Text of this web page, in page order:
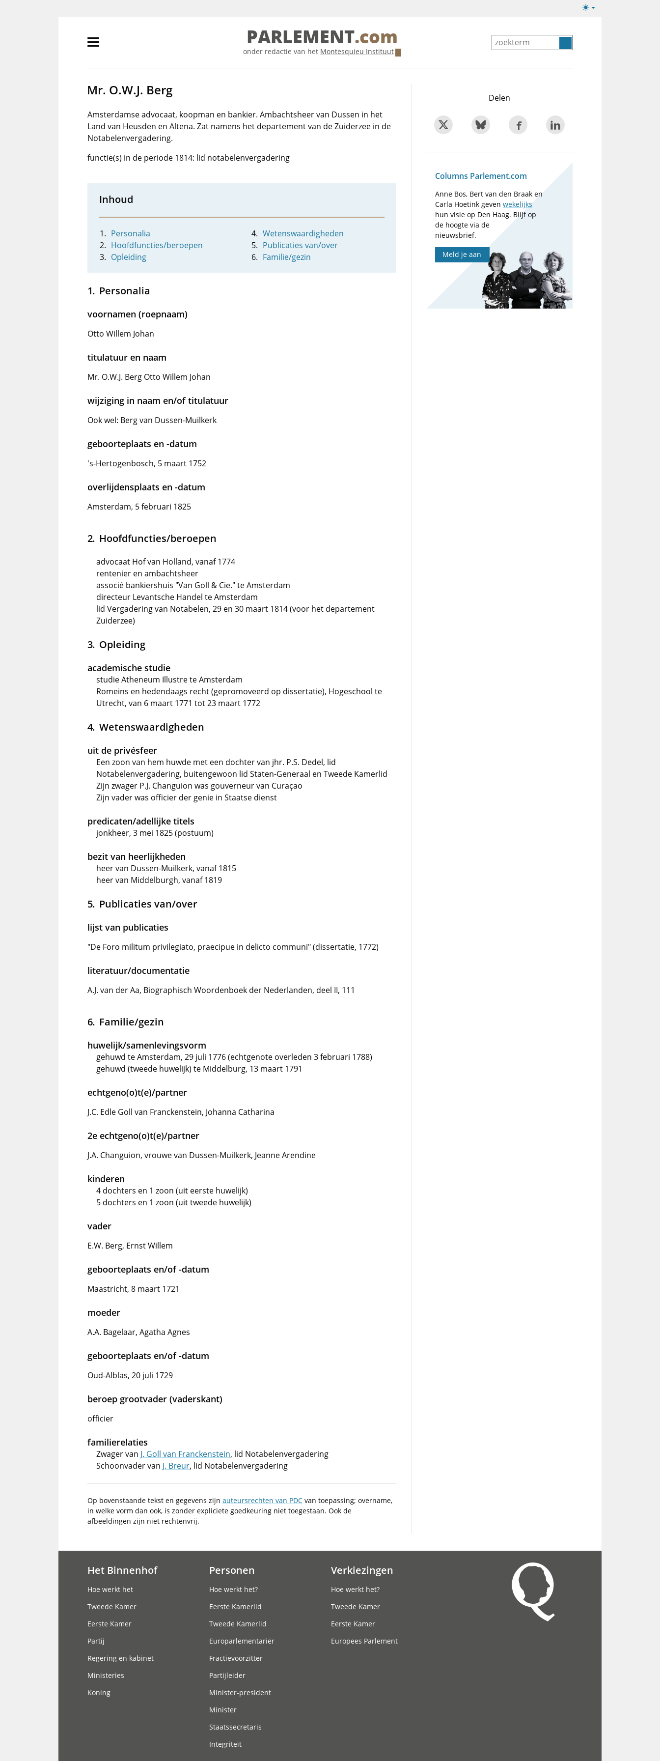
Lichte/donkere
Primair
tonen/verbergen
PARLEMENT.com
onder redactie van het Montesquieu Instituut
Mr. O.W.J. Berg
Amsterdamse advocaat, koopman en bankier. Ambachtsheer van Dussen in het
Land van Heusden en Altena. Zat namens het departement van de Zuiderzee in de
Notabelenvergadering.
functie(s) in de periode 1814: lid notabelenvergadering
Inhoud
Personalia
Hoofdfuncties/beroepen
Opleiding
Wetenswaardigheden
Publicaties van/over
Familie/gezin
Personalia
voornamen (roepnaam)
Otto Willem Johan
titulatuur en naam
Mr. O.W.J. Berg Otto Willem Johan
wijziging in naam en/of titulatuur
Ook wel: Berg van Dussen-Muilkerk
geboorteplaats en -datum
's-Hertogenbosch, 5 maart 1752
overlijdensplaats en -datum
Amsterdam, 5 februari 1825
Hoofdfuncties/beroepen
advocaat Hof van Holland, vanaf 1774
rentenier en ambachtsheer
associé bankiershuis "Van Goll & Cie." te Amsterdam
directeur Levantsche Handel te Amsterdam
lid Vergadering van Notabelen, 29 en 30 maart 1814 (voor het departement
Zuiderzee)
Opleiding
academische studie
studie Atheneum Illustre te Amsterdam
Romeins en hedendaags recht (gepromoveerd op dissertatie), Hogeschool te
Utrecht, van 6 maart 1771 tot 23 maart 1772
Wetenswaardigheden
uit de privésfeer
Een zoon van hem huwde met een dochter van jhr. P.S. Dedel, lid
Notabelenvergadering, buitengewoon lid Staten-Generaal en Tweede Kamerlid
Zijn zwager P.J. Changuion was gouverneur van Curaçao
Zijn vader was officier der genie in Staatse dienst
predicaten/adellijke titels
jonkheer, 3 mei 1825 (postuum)
bezit van heerlijkheden
heer van Dussen-Muilkerk, vanaf 1815
heer van Middelburgh, vanaf 1819
Publicaties van/over
lijst van publicaties
"De Foro militum privilegiato, praecipue in delicto communi" (dissertatie, 1772)
literatuur/documentatie
A.J. van der Aa, Biographisch Woordenboek der Nederlanden, deel II, 111
Familie/gezin
huwelijk/samenlevingsvorm
gehuwd te Amsterdam, 29 juli 1776 (echtgenote overleden 3 februari 1788)
gehuwd (tweede huwelijk) te Middelburg, 13 maart 1791
echtgeno(o)t(e)/partner
J.C. Edle Goll van Franckenstein, Johanna Catharina
2e echtgeno(o)t(e)/partner
J.A. Changuion, vrouwe van Dussen-Muilkerk, Jeanne Arendine
kinderen
4 dochters en 1 zoon (uit eerste huwelijk)
5 dochters en 1 zoon (uit tweede huwelijk)
vader
E.W. Berg, Ernst Willem
geboorteplaats en/of -datum
Maastricht, 8 maart 1721
moeder
A.A. Bagelaar, Agatha Agnes
geboorteplaats en/of -datum
Oud-Alblas, 20 juli 1729
beroep grootvader (vaderskant)
officier
familierelaties
Zwager van J. Goll van Franckenstein, lid Notabelenvergadering
Schoonvader van J. Breur, lid Notabelenvergadering
Op bovenstaande tekst en gegevens zijn auteursrechten van PDC van toepassing; overname,
in welke vorm dan ook, is zonder expliciete goedkeuring niet toegestaan. Ook de
afbeeldingen zijn niet rechtenvrij.
Delen
Columns Parlement.com
Anne Bos, Bert van den Braak en
Carla Hoetink gevenwekelijks
hun visie op Den Haag. Blijf op
de hoogte via de
nieuwsbrief.
Meld je aan
Het Binnenhof
Hoe werkt het
Tweede Kamer
Eerste Kamer
Partij
Regering en kabinet
Ministeries
Koning
Personen
Hoe werkt het?
Eerste Kamerlid
Tweede Kamerlid
Europarlementariër
Fractievoorzitter
Partijleider
Minister-president
Minister
Staatssecretaris
Integriteit
Verkiezingen
Hoe werkt het?
Tweede Kamer
Eerste Kamer
Europees Parlement